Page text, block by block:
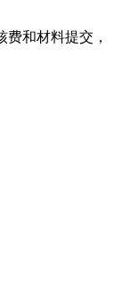
和材料提交，